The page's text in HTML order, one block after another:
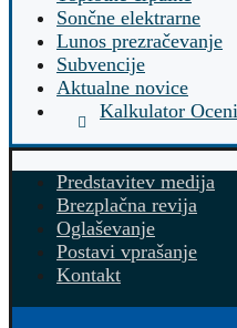
Sončne elektrarne
Lunos prezračevanje
Subvencije
Aktualne novice
Kalkulator
Predstavitev medija
Brezplačna revija
Oglaševanje
Postavi vprašanje
Kontakt